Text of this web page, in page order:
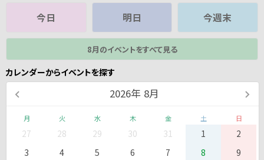
今日 明日 今週末
8月のイベントをすべて見る
カレンダーからイベントを探す
2026年 8月
月 火 水 木 金 土 日
27 28 29 30 31 1
2
3
4 5 6 7 8
9